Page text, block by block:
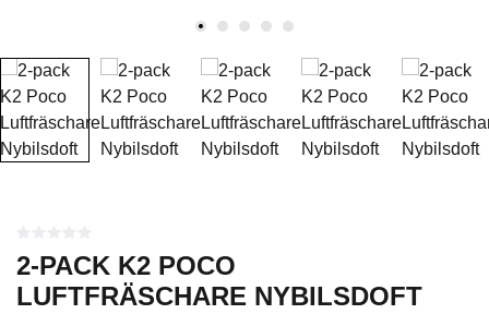
2-PACK K2 POCO
LUFTFRÄSCHARE NYBILSDOFT